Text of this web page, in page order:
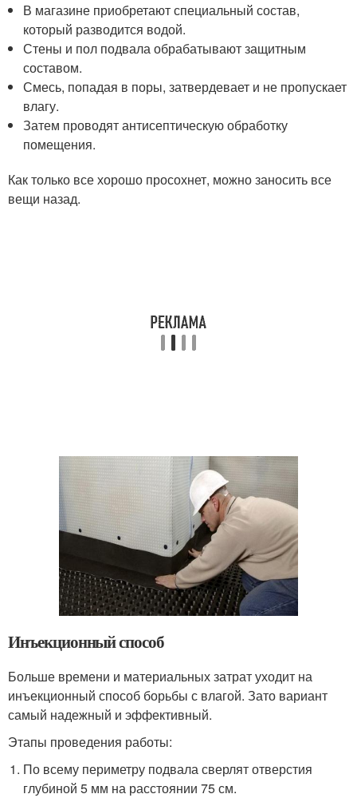
В магазине приобретают специальный состав,
который разводится водой.
Стены и пол подвала обрабатывают защитным
составом.
Смесь, попадая в поры, затвердевает и не пропускает
влагу.
Затем проводят антисептическую обработку
помещения.
Как только все хорошо просохнет, можно заносить все
вещи назад.
Инъекционный способ
Больше времени и материальных затрат уходит на
инъекционный способ борьбы с влагой. Зато вариант
самый надежный и эффективный.
Этапы проведения работы:
По всему периметру подвала сверлят отверстия
глубиной 5 мм на расстоянии 75 см.